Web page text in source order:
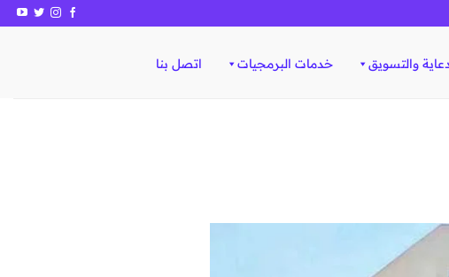
والتسويق خدمات البرمجيات اتصل بنا